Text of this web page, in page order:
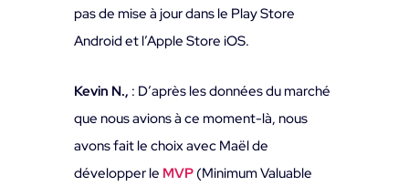
pas de mise à jour dans le Play Store
Android et l’Apple Store iOS.
Kevin N., : D’après les données du marché
que nous avions à ce moment-là, nous
avons fait le choix avec Maël de
développer le MVP(Minimum Valuable